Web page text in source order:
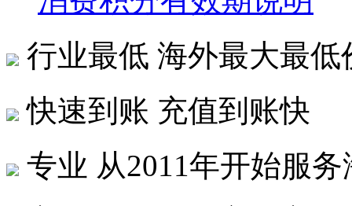
行业最低 海外最大最低
快速到账 充值到账快
专业 从2011年开始服